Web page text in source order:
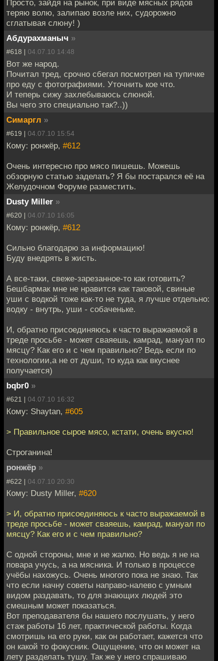
Просто, зайдя на рынок, при виде мясных рядов
теряю волю, залипаю возле них, судорожно
сглатывая слюну! )
Абдурахманыч »
#618 | 04.07.10 14:48
Вот же народ.
Почитал тред, срочно сбегал посмотрел на тупичке
про еду с фотографиями. Уточнить кое что.
И теперь сижу захлебываюсь слюной.
Вы чего это специально так?..))
Симаргл »
#619 | 04.07.10 15:54
Кому: ронжёр, #612
Очень интересно про мясо пишешь. Можешь
обзорную статью заделать? Я бы постарался её на
Желудочном Форуме разместить.
Dusty Miller »
#620 | 04.07.10 16:05
Кому: ронжёр, #612
Сильно благодарю за информацию!
Буду внедрять в жисть.
А все-таки, свеже-зарезанное-то как готовить?
Бешбармак мне не нравится как таковой, свиные
уши с водкой тоже как-то не туда, я лучше отдельно:
водку - внутрь, уши - собаченьке.
И, обратно присоединяюсь к часто выражаемой в
треде просьбе - может сваяешь, камрад, мануал по
мясцу? Как его и с чем правильно? Ведь если по
технологии,а не от души, то куда как вкуснее
получается)
bqbr0 »
#621 | 04.07.10 16:32
Кому: Shaytan, #605
> Правильное сырое мясо, кстати, очень вкусно!
Строганина!
ронжёр »
#622 | 04.07.10 20:30
Кому: Dusty Miller, #620
> И, обратно присоединяюсь к часто выражаемой в
треде просьбе - может сваяешь, камрад, мануал по
мясцу? Как его и с чем правильно?
С одной стороны, мне и не жалко. Но ведь я не на
повара учусь, а на мясника. И только в процессе
учёбы нахожусь. Очень многого пока не знаю. Так
что если начну советы направо-налево с умным
видом раздавать, то для знающих людей это
смешным может показаться.
Вот преподавателя бы нашего послушать, у него
стаж работы 16 лет, практической работы. Когда
смотришь на его руки, как он работает, кажется что
он какой то фокусник. Ощущение, что он может на
лету разделать тушу. Так же у него спрашиваю